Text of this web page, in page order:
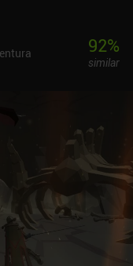
92%
similar